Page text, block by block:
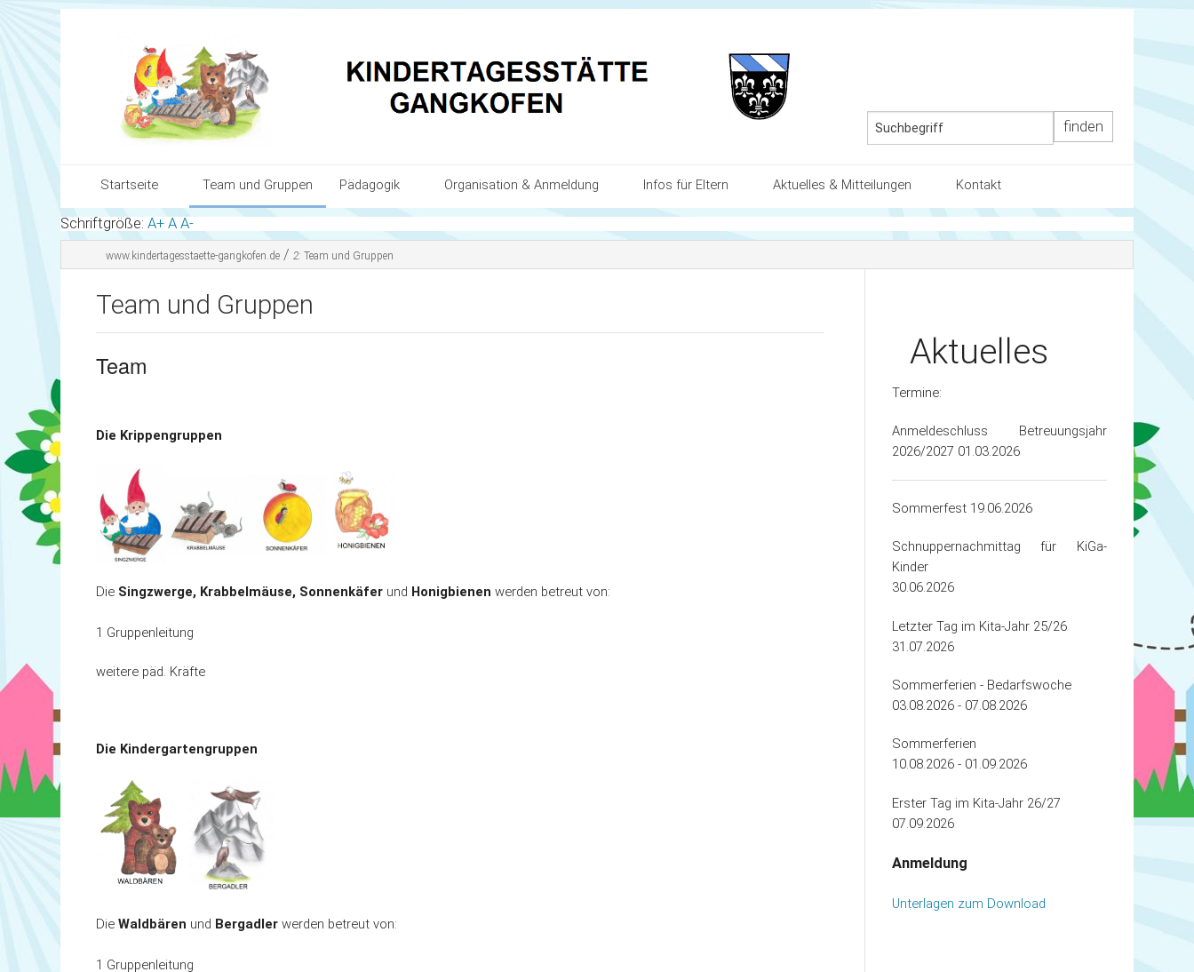
Startseite
Team und Gruppen
Pädagogik
Organisation & Anmeldung
Infos für Eltern
Kontakt
Team und Gruppen Pädagogik
Unser Bild des Kindes
Ziele und Schwerpunkte
Organisation & Anmeldung
Anmeldung
Zeiten
Infos für Eltern
Eingewöhnung
Übergang in den Kindergarten / die Schule
Aktuelles & Mitteilungen
Kalender
Aktuelles
Kontakt
Kontaktdaten
Wegbeschreibung
Schriftgröße: A+ A A-
www.kindertagesstaette-gangkofen.de /2:Team und Gruppen
Team und Gruppen
Team
Die Krippengruppen
Die Singzwerge, Krabbelmäuse, Sonnenkäfer und Honigbienen werden betreut von:
1 Gruppenleitung
weitere päd. Kräfte
Die Kindergartengruppen
DieWaldbären und Bergadlerwerden betreut von:
1 Gruppenleitung
Aktuelles
Termine:
Anmeldeschluss Betreuungsjahr
2026/2027 01.03.2026
Sommerfest 19.06.2026
Schnuppernachmittag für KiGa-
Kinder
30.06.2026
Letzter Tag im Kita-Jahr 25/26
31.07.2026
Sommerferien - Bedarfswoche
03.08.2026 - 07.08.2026
Sommerferien
10.08.2026 - 01.09.2026
Erster Tag im Kita-Jahr 26/27
07.09.2026
Anmeldung
Unterlagen zum Download